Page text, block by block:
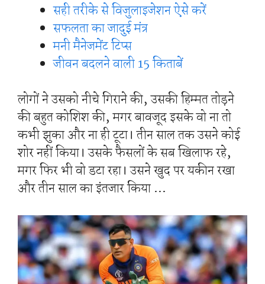
सही तरीके से विजुलाइजेशन ऐसे करें
सफलता का जादुई मंत्र
मनी मैनेजमेंट टिप्स
जीवन बदलने वाली 15 किताबें
लोगों ने उसको नीचे गिराने की, उसकी हिम्मत तोड़ने
की बहुत कोशिश की, मगर बावजूद इसके वो ना तो
कभी झुका और ना ही टूटा। तीन साल तक उसने कोई
शोर नहीं किया। उसके फैसलों के सब खिलाफ रहे,
मगर फिर भी वो डटा रहा। उसने खुद पर यकीन रखा
और तीन साल का इंतजार किया …